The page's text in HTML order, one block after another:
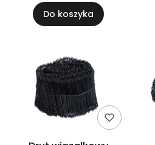
Do koszyka